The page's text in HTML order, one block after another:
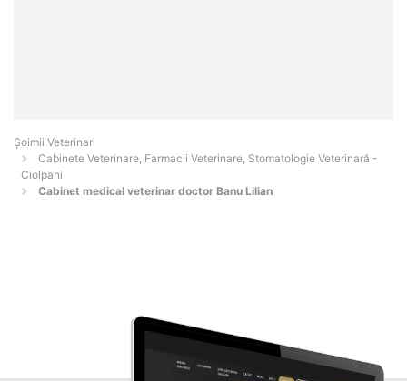
Șoimii Veterinari
Cabinete Veterinare, Farmacii Veterinare, Stomatologie Veterinară -
Ciolpani
Cabinet medical veterinar doctor Banu Lilian